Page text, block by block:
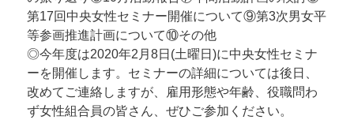
第17回中央女性セミナー開催について⑨第3次男女平
等参画推進計画について⑩その他
◎今年度は2020年2月8日(土曜日)に中央女性セミナ
ーを開催します。セミナーの詳細については後日、
改めてご連絡しますが、雇用形態や年齢、役職問わ
ず女性組合員の皆さん、ぜひご参加ください。